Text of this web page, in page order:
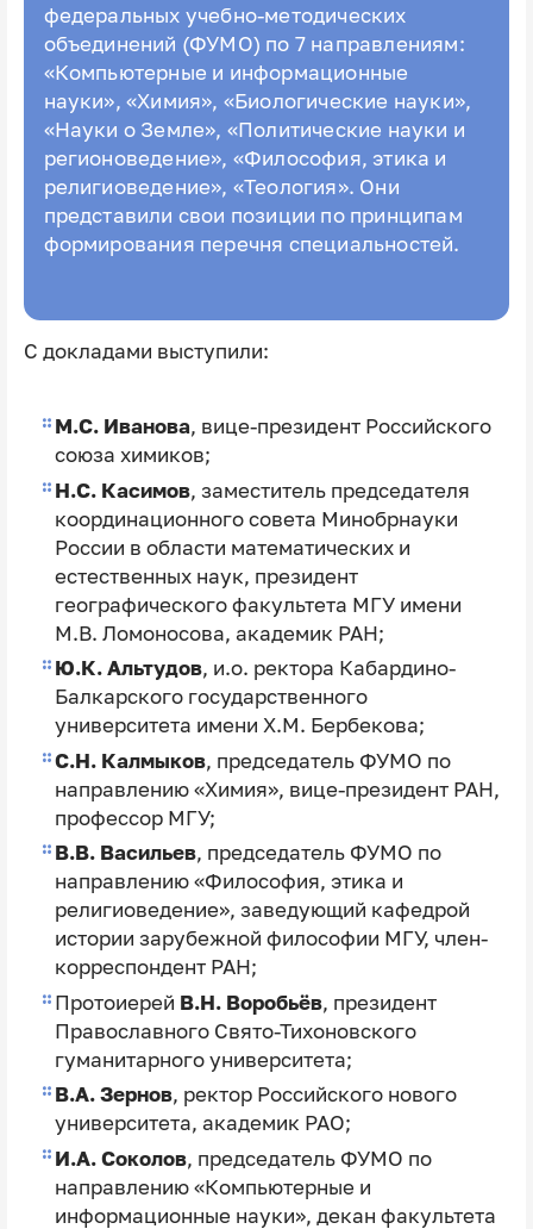
федеральных учебно-методических
объединений (ФУМО) по 7 направлениям:
«Компьютерные и информационные
науки», «Химия», «Биологические науки»,
«Науки о Земле», «Политические науки и
регионоведение», «Философия, этика и
религиоведение», «Теология». Они
представили свои позиции по принципам
формирования перечня специальностей.
С докладами выступили:
М.С. Иванова, вице-президент Российского
союза химиков;
Н.С. Касимов, заместитель председателя
координационного совета Минобрнауки
России в области математических и
естественных наук, президент
географического факультета МГУ имени
М.В. Ломоносова, академик РАН;
Ю.К. Альтудов, и.о. ректора Кабардино-
Балкарского государственного
университета имени Х.М. Бербекова;
С.Н. Калмыков, председатель ФУМО по
направлению «Химия», вице-президент РАН,
профессор МГУ;
В.В. Васильев, председатель ФУМО по
направлению «Философия, этика и
религиоведение», заведующий кафедрой
истории зарубежной философии МГУ, член-
корреспондент РАН;
Протоиерей В.Н. Воробьёв, президент
Православного Свято-Тихоновского
гуманитарного университета;
В.А. Зернов, ректор Российского нового
университета, академик РАО;
И.А. Соколов, председатель ФУМО по
направлению «Компьютерные и
информационные науки», декан факультета